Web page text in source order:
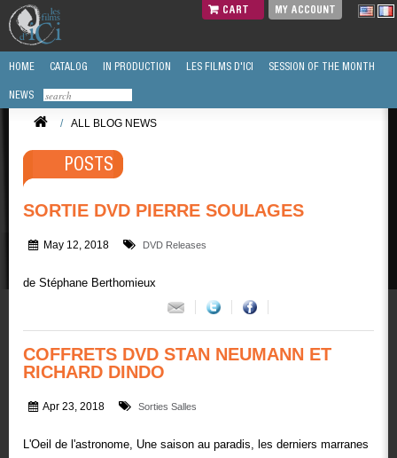
CART MY ACCOUNT
HOME CATALOG IN PRODUCTION LES FILMS D'ICI SESSION OF THE MONTH
NEWS
/ ALL BLOG NEWS
POSTS
SORTIE DVD PIERRE SOULAGES
May 12, 2018 DVD Releases
de Stéphane Berthomieux
COFFRETS DVD STAN NEUMANN ET
RICHARD DINDO
Apr 23, 2018 Sorties Salles
L'Oeil de l'astronome, Une saison au paradis, les derniers marranes